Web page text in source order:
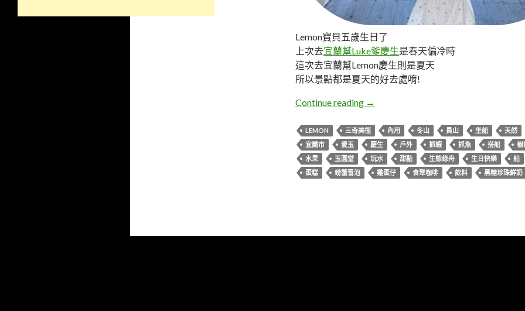
Lemon寶貝五歲生日了
上次去宜蘭幫Luke爹慶生是春天偏冷時
這次去宜蘭幫Lemon慶生則是夏天
所以景點都是夏天的好去處唷!
Continue reading 宜蘭夏天慶生親子一日遊
→
LEMON 三奇美徑 內用 冬山 員山 坐船
天然
宜蘭市
愛玉 慶生 戶外 抓蝦 抓魚 搭船
樹
水果
玉圓堂 玩水 甜點 生態綠舟 生日快樂
船
蛋糕
螃蟹冒泡 雞蛋仔 食聚咖啡 飲料 黑糖珍珠鮮奶